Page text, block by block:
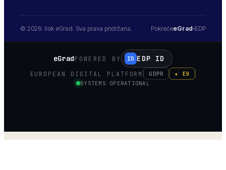
© 2026. Ilok eGrad. Sva prava pridržana. PokrećeeGrad EDP
eGradPOWERED BY ID EDP ID
EUROPEAN DIGITAL PLATFORM GDPR
★ EU
SYSTEMS OPERATIONAL